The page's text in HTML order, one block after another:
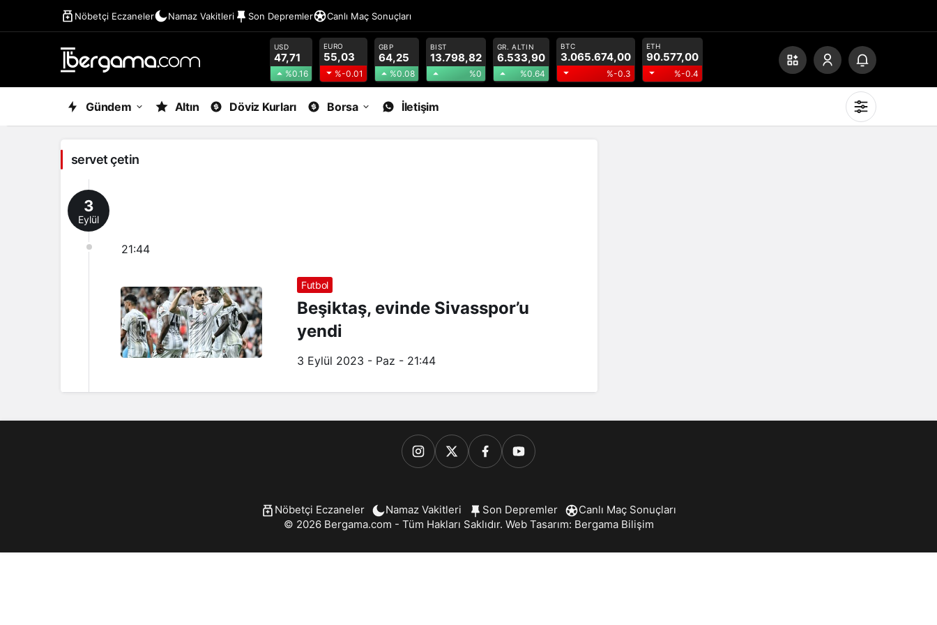
Nöbetçi Eczaneler Namaz Vakitleri Son Depremler Canlı Maç Sonuçları
servet
çetin
Haberleri
USD
47,71
%0.16
EURO
55,03
%-0.01
GBP
64,25
%0.08
BIST
13.798,82
%0
GR. ALTIN
6.533,90
%0.64
BTC
3.065.674,00
%-0.3
ETH
90.577,00
%-0.4
Gündem Altın Döviz Kurları Borsa İletişim
Mod
değiştir
servet çetin
3
Eylül
21:44
Futbol
Beşiktaş, evinde Sivasspor’u
yendi
3 Eylül 2023 - Paz - 21:44
Nöbetçi Eczaneler Namaz Vakitleri Son Depremler
Canlı Maç Sonuçları
© 2026 Bergama.com - Tüm Hakları Saklıdır. Web Tasarım: Bergama Bilişim